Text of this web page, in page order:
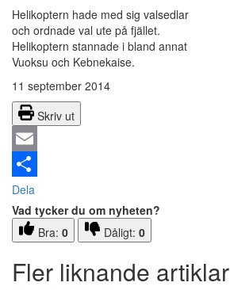
Helikoptern hade med sig valsedlar
och ordnade val ute på fjället.
Helikoptern stannade i bland annat
Vuoksu och Kebnekaise.
11 september 2014
Skriv ut
Email
Dela
Vad tycker du om nyheten?
Bra: 0 Dåligt: 0
Fler liknande artiklar